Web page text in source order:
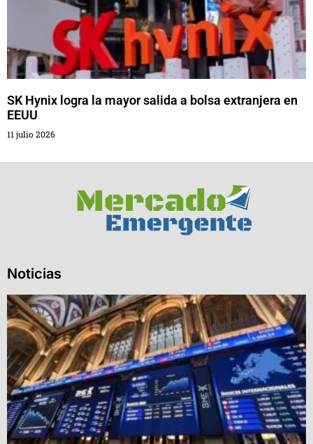
SK Hynix logra la mayor salida a bolsa extranjera en
EEUU
11 julio 2026
Noticias